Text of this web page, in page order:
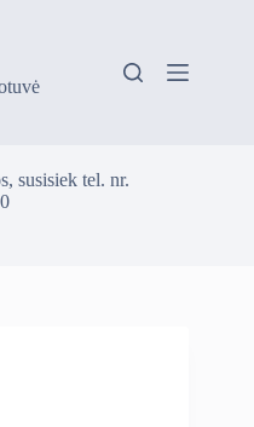
susisiek tel. nr.